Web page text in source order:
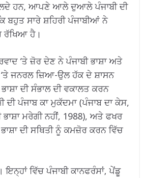
ਹਨ, ਆਪਣੇ ਆਲੇ ਦੁਆਲੇ ਪੰਜਾਬੀ ਦੀ
ਸਾਰੇ ਸ਼ਹਿਰੀ ਪੰਜਾਬੀਆਂ ਨੇ
ਰੱਖਿਆ ਹੈ।
‘ਤੇ ਜ਼ੋਰ ਦੇਣ ਨੇ ਪੰਜਾਬੀ ਭਾਸ਼ਾ ਅਤੇ
‘ਤੇ ਜਨਰਲ ਜ਼ਿਆ-ਉਲ ਹੱਕ ਦੇ ਸ਼ਾਸਨ
ਦੀ ਸੰਭਾਲ ਦੀ ਵਕਾਲਤ ਕਰਨ
ਦੀ ਪੰਜਾਬ ਕਾ ਮੁਕੱਦਮਾ (ਪੰਜਾਬ ਦਾ ਕੇਸ,
ਭਾਸ਼ਾ ਮਰੇਗੀ ਨਹੀਂ, 1988), ਅਤੇ ਫਖਰ
ਦੀ ਸਥਿਤੀ ਨੂੰ ਕਮਜ਼ੋਰ ਕਰਨ ਵਿੱਚ
ਵਿੱਚ ਪੰਜਾਬੀ ਕਾਨਫਰੰਸਾਂ, ਪੇਂਡੂ